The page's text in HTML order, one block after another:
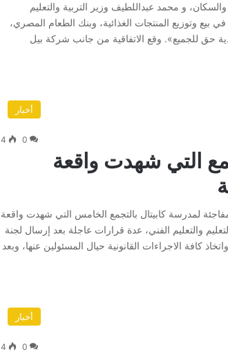
و محمد عبداللطيف وزير التربية والتعليم
بيع وتوزيع المنتجات الغذائية، وبنك الطعام المصري،
حق للجميع». وقع الاتفاقية من جانب شركة بيل
أخبار
0
4
التي شهدت واقعة
لمدرسة كابيتال بالتجمع الخامس التي شهدت واقعة
والتعليم الفني، عدة قرارات عاجلة بعد إرسال لجنة
كافة الاجراءات القانونية حيال المسئولين عنها، وبعد
أخبار
0
4